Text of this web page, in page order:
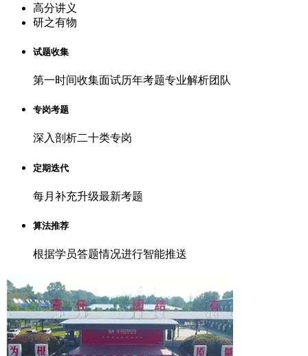
高分讲义
研之有物
试题收集
第一时间收集面试历年考题专业解析团队
专岗考题
深入剖析二十类专岗
定期迭代
每月补充升级最新考题
算法推荐
根据学员答题情况进行智能推送